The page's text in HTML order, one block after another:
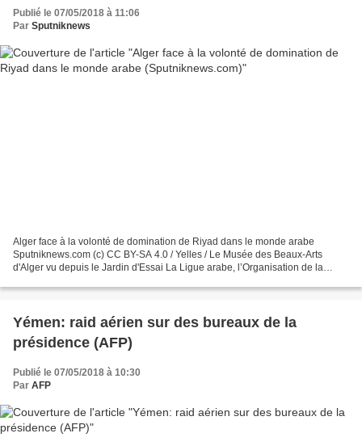
Publié le 07/05/2018 à 11:06
Par Sputniknews
Alger face à la volonté de domination de Riyad dans le monde arabe
Sputniknews.com (c) CC BY-SA 4.0 / Yelles / Le Musée des Beaux-Arts
d'Alger vu depuis le Jardin d'Essai La Ligue arabe, l’Organisation de la
Yémen: raid aérien sur des bureaux de la
présidence (AFP)
Publié le 07/05/2018 à 10:30
Par AFP